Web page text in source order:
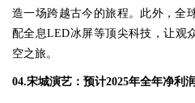
造一场跨越古今的旅程。此外，全
配全息LED冰屏等顶尖科技，让观
空之旅。
04.宋城演艺：预计2025年全年净利